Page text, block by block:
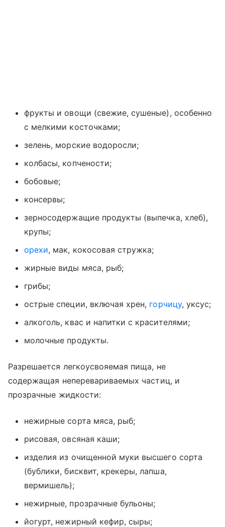
фрукты и овощи (свежие, сушеные), особенно
с мелкими косточками;
зелень, морские водоросли;
колбасы, копчености;
бобовые;
консервы;
зерносодержащие продукты (выпечка, хлеб),
крупы;
орехи, мак, кокосовая стружка;
жирные виды мяса, рыб;
грибы;
острые специи, включая хрен, горчицу, уксус;
алкоголь, квас и напитки с красителями;
молочные продукты.
Разрешается легкоусвояемая пища, не
содержащая неперевариваемых частиц, и
прозрачные жидкости:
нежирные сорта мяса, рыб;
рисовая, овсяная каши;
изделия из очищенной муки высшего сорта
(бублики, бисквит, крекеры, лапша,
вермишель);
нежирные, прозрачные бульоны;
йогурт, нежирный кефир, сыры;